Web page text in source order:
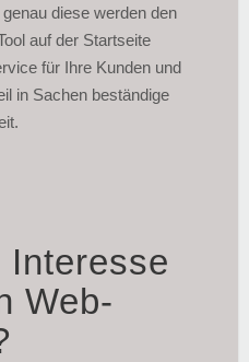
diese werden den
auf der Startseite
für Ihre Kunden und
in Sachen beständige
Interesse
Web-